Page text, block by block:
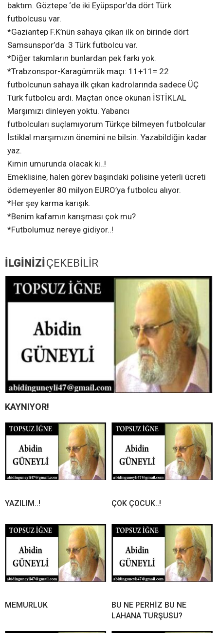
baktım. Göztepe ‘de iki Eyüpspor’da dört Türk
futbolcusu var.
*Gaziantep F.K’nün sahaya çıkan ilk on birinde dört
Samsunspor’da 3 Türk futbolcu var.
*Diğer takımların bunlardan pek farkı yok.
*Trabzonspor-Karagümrük maçı: 11+11= 22
futbolcunun sahaya ilk çıkan kadrolarında sadece ÜÇ
Türk futbolcu ardı. Maçtan önce okunan İSTİKLAL
Marşımızı dinleyen yoktu. Yabancı
futbolcuları suçlamıyorum Türkçe bilmeyen futbolcular
İstiklal marşımızın önemini ne bilsin. Yazabildiğin kadar
yaz.
Kimin umurunda olacak ki..!
Emeklisine, halen görev başındaki polisine yeterli ücreti
ödemeyenler 80 milyon EURO’ya futbolcu alıyor.
*Her şey karma karışık.
*Benim kafamın karışması çok mu?
*Futbolumuz nereye gidiyor..!
İLGİNİZİÇEKEBİLİR
KAYNIYOR!
YAZILIM..! ÇOK ÇOCUK..!
MEMURLUK
BU NE PERHİZ BU NE
LAHANA TURŞUSU?